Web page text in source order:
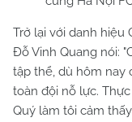
Trở lại với danh hiệu
Đỗ Vinh Quang nói:
tập thể, dù hôm nay
toàn đội nỗ lực.
Quý làm tôi cảm